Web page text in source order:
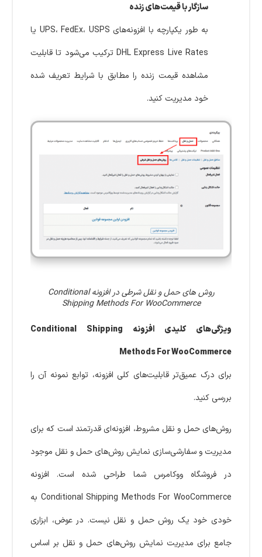
سازگار با قیمت‌های زنده
به طور یکپارچه با افزونه‌های UPS، FedEx، USPS یا
DHL Express Live Rates ترکیب می‌شود تا قابلیت
مشاهده قیمت زنده را مطابق با شرایط تعریف شده
خود مدیریت کنید.
روش های حمل و نقل شرطی در افزونه Conditional
Shipping Methods For WooCommerce
ویژگی‌های کلیدی افزونه Conditional Shipping
Methods For WooCommerce
برای درک عمیق‌تر قابلیت‌های کلی افزونه، توابع نمونه آن را
بررسی کنید.
روش‌های حمل و نقل مشروط، افزونه‌ای قدرتمند است که برای
مدیریت و سفارشی‌سازی نمایش روش‌های حمل و نقل موجود
در فروشگاه ووکامرس شما طراحی شده است. افزونه
Conditional Shipping Methods For WooCommerce به
خودی خود یک روش حمل و نقل نیست. در عوض، ابزاری
جامع برای مدیریت نمایش روش‌های حمل و نقل بر اساس